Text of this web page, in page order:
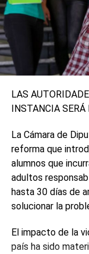
0 0
TEMAS
SIGUIENTE
Catástrofe en
desaparecidos
trasladado a
operación
LAS
INSTANCIA SERÁ
La Cámara de
reforma que
alumnos que
adultos
hasta 30 días de
solucionar la
El impacto de la
país ha sido